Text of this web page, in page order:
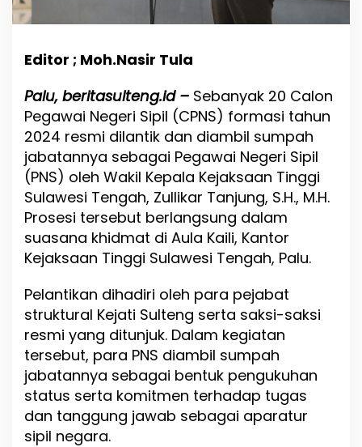
j
t
i
u
l
e
n
g
,
W
a
k
a
j
t
i
T
e
k
a
n
a
Editor ; Moh.Nasir Tula
Palu, beritasulteng.id – Sebanyak 20 Calon
Pegawai Negeri Sipil (CPNS) formasi tahun
2024 resmi dilantik dan diambil sumpah
jabatannya sebagai Pegawai Negeri Sipil
(PNS) oleh Wakil Kepala Kejaksaan Tinggi
Sulawesi Tengah, Zullikar Tanjung, S.H., M.H.
Prosesi tersebut berlangsung dalam
suasana khidmat di Aula Kaili, Kantor
Kejaksaan Tinggi Sulawesi Tengah, Palu.
Pelantikan dihadiri oleh para pejabat
struktural Kejati Sulteng serta saksi-saksi
resmi yang ditunjuk. Dalam kegiatan
tersebut, para PNS diambil sumpah
jabatannya sebagai bentuk pengukuhan
status serta komitmen terhadap tugas
dan tanggung jawab sebagai aparatur
sipil negara.